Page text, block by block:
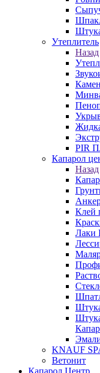
Утеплитель
Назад
PIR
Капарол
Назад
Клей
Лаки
KNAUF
Ветонит
Капарол Центр